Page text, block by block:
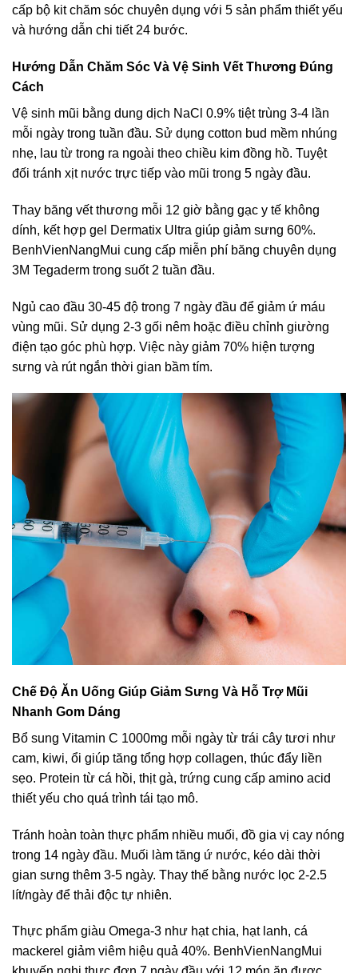
cấp bộ kit chăm sóc chuyên dụng với 5 sản phẩm thiết yếu
và hướng dẫn chi tiết 24 bước.
Hướng Dẫn Chăm Sóc Và Vệ Sinh Vết Thương Đúng
Cách
Vệ sinh mũi bằng dung dịch NaCl 0.9% tiệt trùng 3-4 lần
mỗi ngày trong tuần đầu. Sử dụng cotton bud mềm nhúng
nhẹ, lau từ trong ra ngoài theo chiều kim đồng hồ. Tuyệt
đối tránh xịt nước trực tiếp vào mũi trong 5 ngày đầu.
Thay băng vết thương mỗi 12 giờ bằng gạc y tế không
dính, kết hợp gel Dermatix Ultra giúp giảm sưng 60%.
BenhVienNangMui cung cấp miễn phí băng chuyên dụng
3M Tegaderm trong suốt 2 tuần đầu.
Ngủ cao đầu 30-45 độ trong 7 ngày đầu để giảm ứ máu
vùng mũi. Sử dụng 2-3 gối nêm hoặc điều chỉnh giường
điện tạo góc phù hợp. Việc này giảm 70% hiện tượng
sưng và rút ngắn thời gian bầm tím.
Chế Độ Ăn Uống Giúp Giảm Sưng Và Hỗ Trợ Mũi
Nhanh Gom Dáng
Bổ sung Vitamin C 1000mg mỗi ngày từ trái cây tươi như
cam, kiwi, ổi giúp tăng tổng hợp collagen, thúc đẩy liền
sẹo. Protein từ cá hồi, thịt gà, trứng cung cấp amino acid
thiết yếu cho quá trình tái tạo mô.
Tránh hoàn toàn thực phẩm nhiều muối, đồ gia vị cay nóng
trong 14 ngày đầu. Muối làm tăng ứ nước, kéo dài thời
gian sưng thêm 3-5 ngày. Thay thế bằng nước lọc 2-2.5
lít/ngày để thải độc tự nhiên.
Thực phẩm giàu Omega-3 như hạt chia, hạt lanh, cá
mackerel giảm viêm hiệu quả 40%. BenhVienNangMui